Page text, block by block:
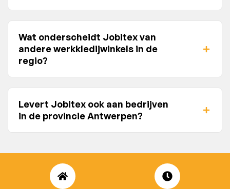
Wat onderscheidt Jobitex van
andere werkkledijwinkels in de
regio?
Levert Jobitex ook aan bedrijven
in de provincie Antwerpen?